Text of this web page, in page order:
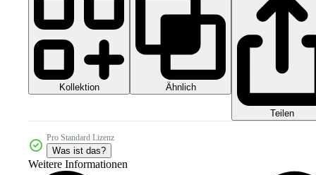
Kollektion Ähnlich
Teilen
Pro Standard Lizenz
Was ist das?
Weitere Informationen